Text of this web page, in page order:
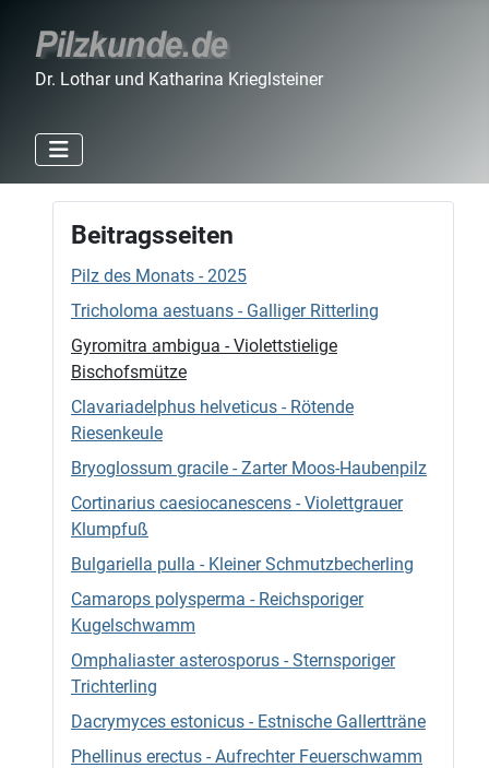
Dr. Lothar und Katharina Krieglsteiner
Beitragsseiten
Pilz des Monats - 2025
Tricholoma aestuans - Galliger Ritterling
Gyromitra ambigua - Violettstielige
Bischofsmütze
Clavariadelphus helveticus - Rötende
Riesenkeule
Bryoglossum gracile - Zarter Moos-Haubenpilz
Cortinarius caesiocanescens - Violettgrauer
Klumpfuß
Bulgariella pulla - Kleiner Schmutzbecherling
Camarops polysperma - Reichsporiger
Kugelschwamm
Omphaliaster asterosporus - Sternsporiger
Trichterling
Dacrymyces estonicus - Estnische Gallertträne
Phellinus erectus - Aufrechter Feuerschwamm